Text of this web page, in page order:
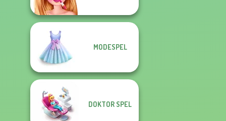
MODESPEL
DOKTOR SPEL